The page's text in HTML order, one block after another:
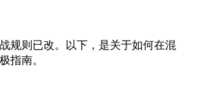
规则已改。以下，是关于如何在混
指南。